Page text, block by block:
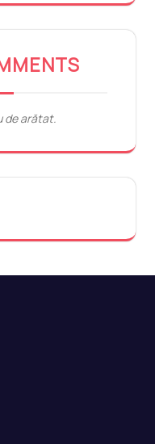
de arătat.